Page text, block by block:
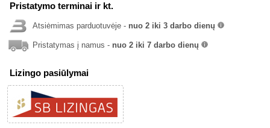
Pristatymo terminai ir kt.
Atsiėmimas parduotuvėje - nuo 2 iki 3 darbo dienų
Pristatymas į namus - nuo 2 iki 7 darbo dienų
Lizingo pasiūlymai